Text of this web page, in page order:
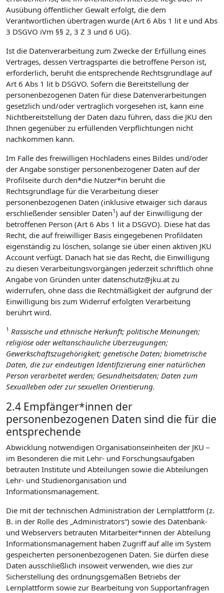
Ausübung öffentlicher Gewalt erfolgt, die dem
Verantwortlichen übertragen wurde (Art 6 Abs 1 lit e und Abs
3 DSGVO iVm §§ 2, 3 Z 3 und 6 UG).
Ist die Datenverarbeitung zum Zwecke der Erfüllung eines
Vertrages, dessen Vertragspartei die betroffene Person ist,
erforderlich, beruht die entsprechende Rechtsgrundlage auf
Art 6 Abs 1 lit b DSGVO. Sofern die Bereitstellung der
personenbezogenen Daten für diese Datenverarbeitungen
gesetzlich und/oder vertraglich vorgesehen ist, kann eine
Nichtbereitstellung der Daten dazu führen, dass die JKU den
Ihnen gegenüber zu erfüllenden Verpflichtungen nicht
nachkommen kann.
Im Falle des freiwilligen Hochladens eines Bildes und/oder
der Angabe sonstiger personenbezogener Daten auf der
Profilseite durch den*die Nutzer*in beruht die
Rechtsgrundlage für die Verarbeitung dieser
personenbezogenen Daten (inklusive etwaiger sich daraus
erschließender sensibler Daten1) auf der Einwilligung der
betroffenen Person (Art 6 Abs 1 lit a DSGVO). Diese hat das
Recht, die auf freiwilliger Basis eingegebenen Profildaten
eigenständig zu löschen, solange sie über einen aktiven JKU
Account verfügt. Danach hat sie das Recht, die Einwilligung
zu diesen Verarbeitungsvorgängen jederzeit schriftlich ohne
Angabe von Gründen unter datenschutz@jku.at zu
widerrufen, ohne dass die Rechtmäßigkeit der aufgrund der
Einwilligung bis zum Widerruf erfolgten Verarbeitung
berührt wird.
1 Rassische und ethnische Herkunft; politische Meinungen;
religiöse oder weltanschauliche Überzeugungen;
Gewerkschaftszugehörigkeit; genetische Daten; biometrische
Daten, die zur eindeutigen Identifizierung einer natürlichen
Person verarbeitet werden; Gesundheitsdaten; Daten zum
Sexualleben oder zur sexuellen Orientierung.
2.4 Empfänger*innen der
personenbezogenen Daten sind die für die
entsprechende
Abwicklung notwendigen Organisationseinheiten der JKU –
im Besonderen die mit Lehr- und Forschungsaufgaben
betrauten Institute und Abteilungen sowie die Abteilungen
Lehr- und Studienorganisation und
Informationsmanagement.
Die mit der technischen Administration der Lernplattform (z.
B. in der Rolle des „Administrators“) sowie des Datenbank-
und Webservers betrauten Mitarbeiter*innen der Abteilung
Informationsmanagement haben Zugriff auf alle im System
gespeicherten personenbezogenen Daten. Sie dürfen diese
Daten ausschließlich insoweit verwenden, wie dies zur
Sicherstellung des ordnungsgemäßen Betriebs der
Lernplattform sowie zur Bearbeitung von Supportanfragen